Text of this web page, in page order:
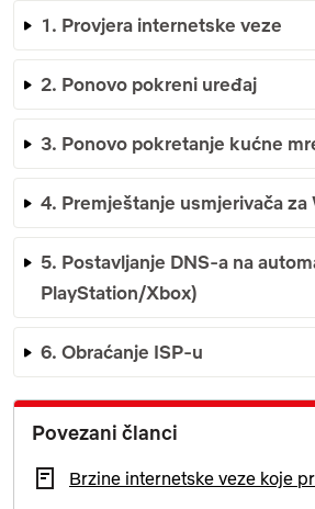
1. Provjera internetske veze
2. Ponovo pokreni uređaj
3. Ponovo pokretanje kućne
4. Premještanje usmjerivača za
5. Postavljanje DNS-a na
PlayStation/Xbox)
6. Obraćanje ISP-u
Povezani članci
Brzine internetske veze koje